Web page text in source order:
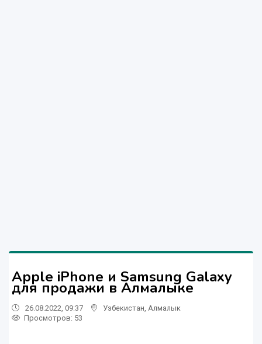
Apple iPhone и Samsung Galaxy
для продажи в Алмалыке
26.08.2022, 09:37 Узбекистан Алмалык
Просмотров: 53